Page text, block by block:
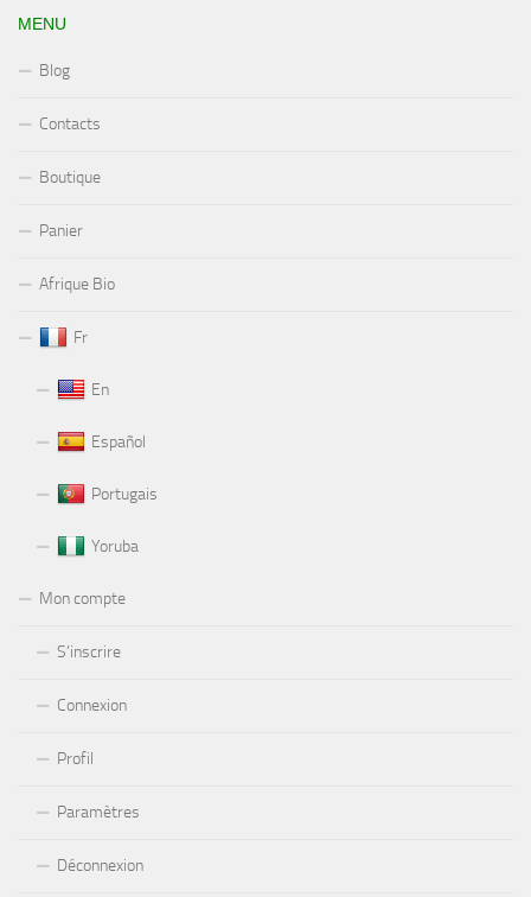
MENU
Blog
Contacts
Boutique
Panier
Afrique Bio
Fr
En
Español
Portugais
Yoruba
Mon compte
S’inscrire
Connexion
Profil
Paramètres
Déconnexion